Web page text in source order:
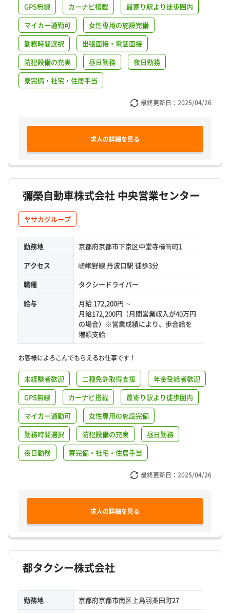
GPS無線
カーナビ搭載
最寄り駅より徒歩圏内
マイカー通勤可
女性専用の施設完備
勤務時間選択
出張面接・電話面接
防犯設備の充実
昼日勤務
夜日勤務
寮完備・社宅・住居手当
最終更新日： 2025/04/26
求人の詳細を見る
彌榮自動車株式会社 中央営業センター
ヤサカグループ
勤務地
京都府京都市下京区中堂寺櫛笥町1
アクセス
嵯峨野線 丹波口駅 徒歩3分
職種
タクシードライバー
給与
月給 172,200円 ～
月給172,200円（月間営業収入が40万円
の場合）※営業成績により、歩合給を
増額支給
お客様によろこんでもらえるお仕事です！
未経験者歓迎 二種免許取得支援
年金受給者歓迎
GPS無線
カーナビ搭載
最寄り駅より徒歩圏内
マイカー通勤可
女性専用の施設完備
勤務時間選択
防犯設備の充実
昼日勤務
夜日勤務
寮完備・社宅・住居手当
最終更新日： 2025/04/26
求人の詳細を見る
都タクシー株式会社
勤務地
京都府京都市南区上鳥羽藁田町27